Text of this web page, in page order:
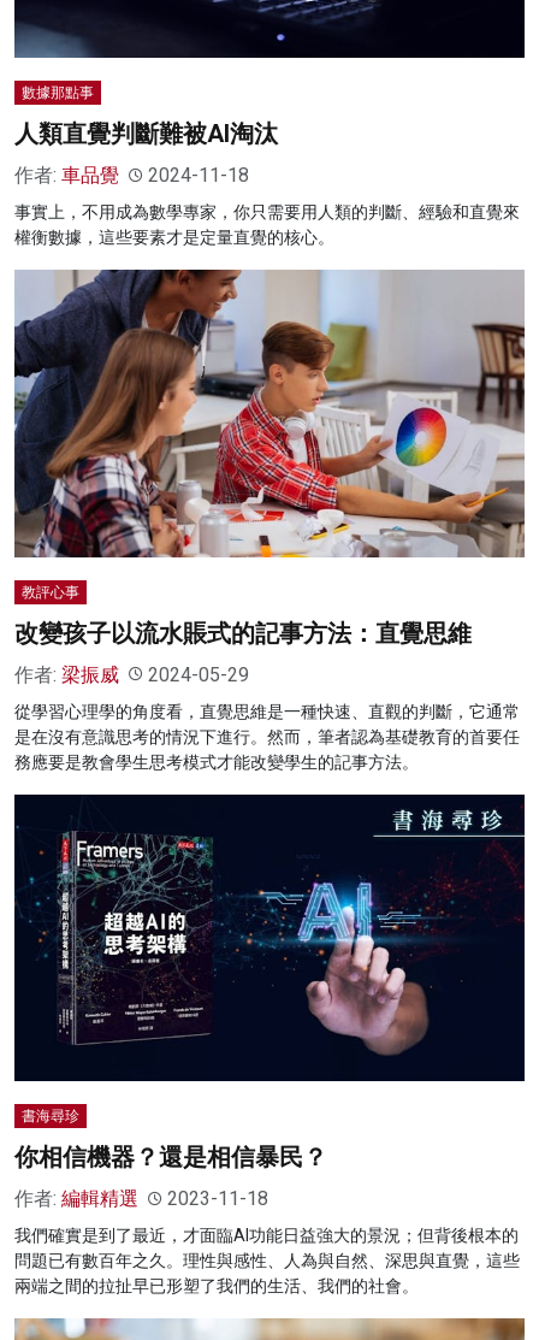
數據那點事
人類直覺判斷難被AI淘汰
作者: 車品覺 2024-11-18
事實上，不用成為數學專家，你只需要用人類的判斷、經驗和直覺來
權衡數據，這些要素才是定量直覺的核心。
教評心事
改變孩子以流水賬式的記事方法：直覺思維
作者: 梁振威 2024-05-29
從學習心理學的角度看，直覺思維是一種快速、直觀的判斷，它通常
是在沒有意識思考的情況下進行。然而，筆者認為基礎教育的首要任
務應要是教會學生思考模式才能改變學生的記事方法。
書海尋珍
你相信機器？還是相信暴民？
作者: 編輯精選 2023-11-18
我們確實是到了最近，才面臨AI功能日益強大的景況；但背後根本的
問題已有數百年之久。理性與感性、人為與自然、深思與直覺，這些
兩端之間的拉扯早已形塑了我們的生活、我們的社會。